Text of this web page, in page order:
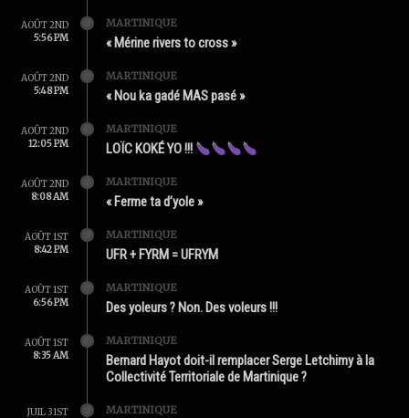
AOÛT 2ND
5:56 PM
MARTINIQUE
« Mérine rivers to cross »
AOÛT 2ND
5:48 PM
MARTINIQUE
« Nou ka gadé MAS pasé »
AOÛT 2ND
12:05 PM
MARTINIQUE
LOÏC KOKÉ YO !!!
AOÛT 2ND
8:08 AM
MARTINIQUE
« Ferme ta d’yole »
AOÛT 1ST
8:42 PM
MARTINIQUE
UFR + FYRM = UFRYM
AOÛT 1ST
6:56 PM
MARTINIQUE
Des yoleurs ? Non. Des voleurs !!!
AOÛT 1ST
8:35 AM
MARTINIQUE
Bernard Hayot doit-il remplacer Serge Letchimy à la
Collectivité Territoriale de Martinique ?
JUIL 31ST MARTINIQUE